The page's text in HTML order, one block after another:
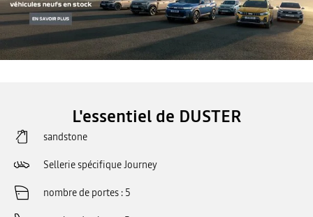
L'essentiel de DUSTER
sandstone
Sellerie spécifique Journey
nombre de portes 5